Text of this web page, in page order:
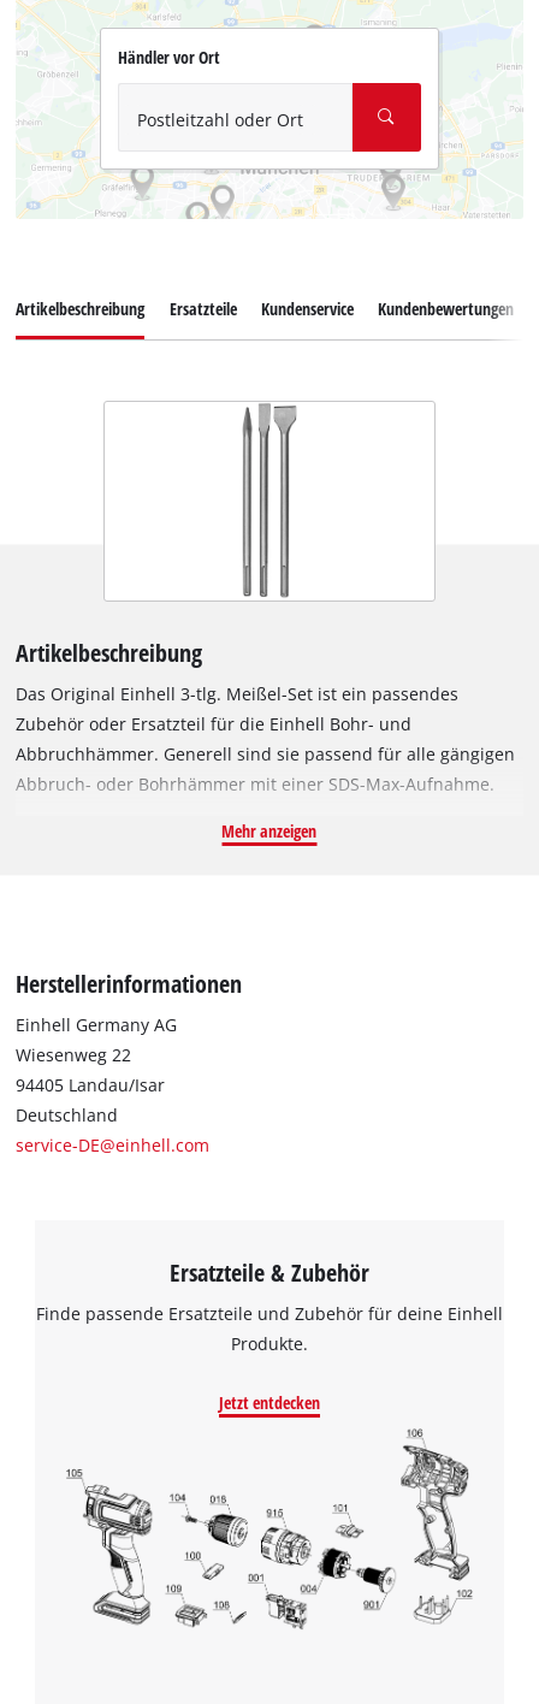
Händler vor Ort
Postleitzahl oder Ort
Artikelbeschreibung Ersatzteile Kundenservice Kundenbewertungen
Artikelbeschreibung
Das Original Einhell 3-tlg. Meißel-Set ist ein passendes
Zubehör oder Ersatzteil für die Einhell Bohr- und
Abbruchhämmer. Generell sind sie passend für alle gängigen
Abbruch- oder Bohrhämmer mit einer SDS-Max-Aufnahme.
Art, davon einer mit einer Breite von 25 mm und einer mit 40
Mehr anzeigen
Herstellerinformationen
Einhell Germany AG
Wiesenweg 22
94405 Landau/Isar
Deutschland
service-DE@einhell.com
Ersatzteile & Zubehör
Finde passende Ersatzteile und Zubehör für deine Einhell
Produkte.
Jetzt entdecken